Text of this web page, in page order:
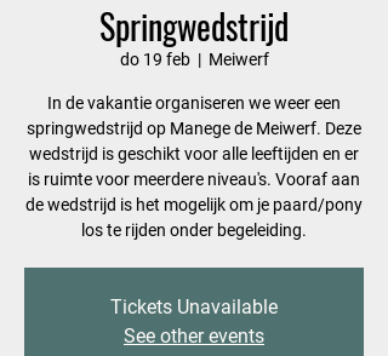
Springwedstrijd
do 19 feb
  |
Meiwerf
In de vakantie organiseren we weer een
springwedstrijd op Manege de Meiwerf. Deze
wedstrijd is geschikt voor alle leeftijden en er
is ruimte voor meerdere niveau's. Vooraf aan
de wedstrijd is het mogelijk om je paard/pony
Tickets Unavailable
See other events